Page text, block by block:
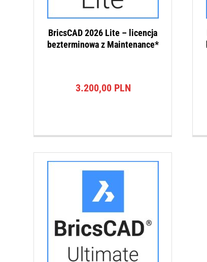
BricsCAD 2026 Lite – licencja
bezterminowa z Maintenance*
3.200,00 PLN